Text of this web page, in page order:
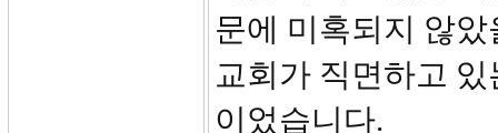
문에 미혹되지 않
교회가 직면하고
이었습니다.